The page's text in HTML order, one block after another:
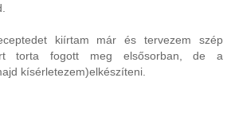
kiírtam már és tervezem szép
torta fogott meg elsősorban, de a
kísérletezem)elkészíteni.